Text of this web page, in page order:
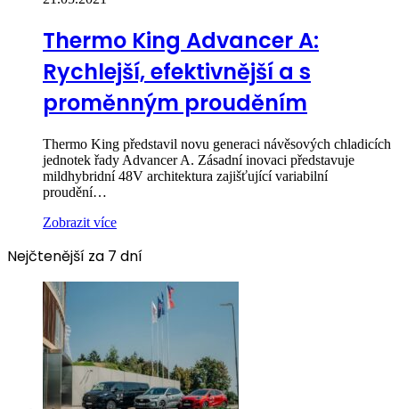
Thermo King Advancer A:
Rychlejší, efektivnější a s
proměnným prouděním
Thermo King představil novu generaci návěsových chladicích
jednotek řady Advancer A. Zásadní inovaci představuje
mildhybridní 48V architektura zajišťující variabilní
proudění…
Zobrazit více
Nejčtenější za 7 dní